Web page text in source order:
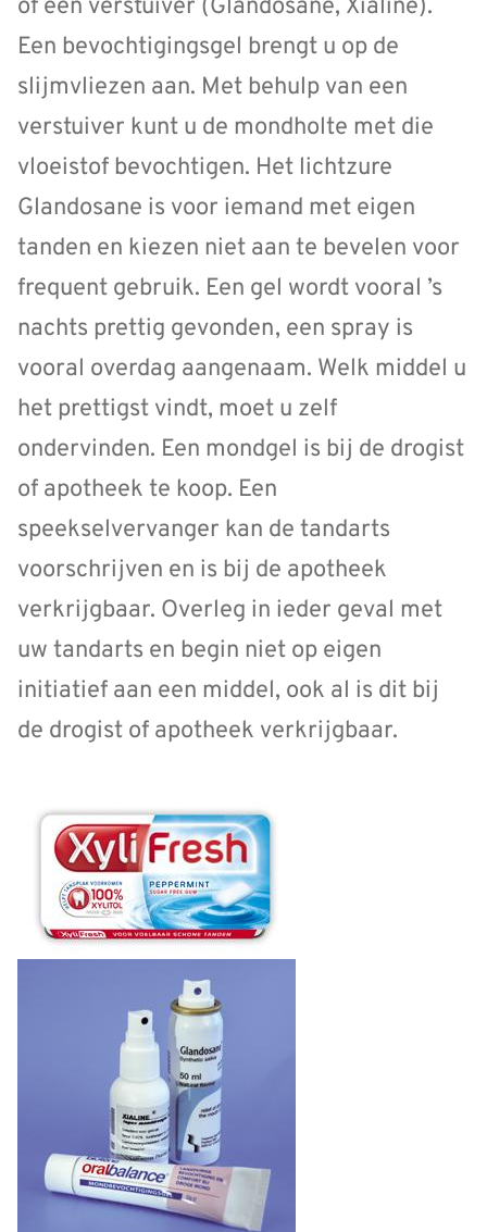
of een verstuiver (Glandosane, Xialine).
Een bevochtigingsgel brengt u op de
slijmvliezen aan. Met behulp van een
verstuiver kunt u de mondholte met die
vloeistof bevochtigen. Het lichtzure
Glandosane is voor iemand met eigen
tanden en kiezen niet aan te bevelen voor
frequent gebruik. Een gel wordt vooral ’s
nachts prettig gevonden, een spray is
vooral overdag aangenaam. Welk middel u
het prettigst vindt, moet u zelf
ondervinden. Een mondgel is bij de drogist
of apotheek te koop. Een
speekselvervanger kan de tandarts
voorschrijven en is bij de apotheek
verkrijgbaar. Overleg in ieder geval met
uw tandarts en begin niet op eigen
initiatief aan een middel, ook al is dit bij
de drogist of apotheek verkrijgbaar.